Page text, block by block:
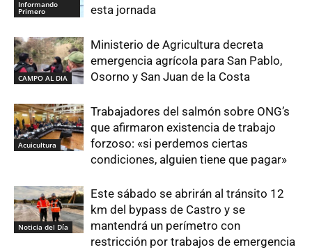
Informando
Primero
esta jornada
CAMPO AL DIA
Ministerio de Agricultura decreta
emergencia agrícola para San Pablo,
Osorno y San Juan de la Costa
Acuicultura
Trabajadores del salmón sobre ONG’s
que afirmaron existencia de trabajo
forzoso: «si perdemos ciertas
condiciones, alguien tiene que pagar»
Noticia del Día
Este sábado se abrirán al tránsito 12
km del bypass de Castro y se
mantendrá un perímetro con
restricción por trabajos de emergencia